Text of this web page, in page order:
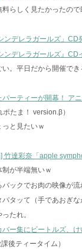
らしく見たかったので
ンデレラガールズ」
ンデレラガールズ』CD
。平日だから開催でき
ーティーが開幕！ ア
ポたま！ version.β）
と見たいｗ
竹達彩奈「apple
が半端無いｗ
バックでお肉の映像が
パタッて（手であおぎ
たれ。
バー集にビートルズ、
後ティータイム）